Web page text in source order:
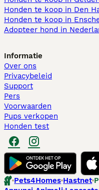
Honden te koop in Den
Honden te koop in
Adopteer hond in
Informatie
Over ons
Privacybeleid
Support
Pers
Voorwaarden
Pups verkopen
Honden test
Pets4Homes Hastnet